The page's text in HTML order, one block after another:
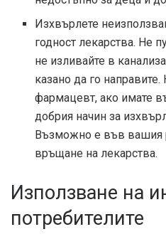
Изхвърлете
годност лекарства. Не
не изливайте в
казано да го
фармацевт, ако имате
добрия начин за
Възможно е във вашия
връщане на лекарства.
Използване на
потребителите